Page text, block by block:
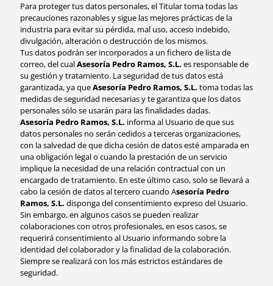
Para proteger tus datos personales, el Titular toma todas las
precauciones razonables y sigue las mejores prácticas de la
industria para evitar su pérdida, mal uso, acceso indebido,
divulgación, alteración o destrucción de los mismos.
Tus datos podrán ser incorporados a un fichero de lista de
correo, del cualAsesoría Pedro Ramos, S.L. es responsable de
su gestión y tratamiento. La seguridad de tus datos está
garantizada, ya queAsesoría Pedro Ramos, S.L. toma todas las
medidas de seguridad necesarias y te garantiza que los datos
personales sólo se usarán para las finalidades dadas.
Asesoría Pedro Ramos, S.L. informa al Usuario de que sus
datos personales no serán cedidos a terceras organizaciones,
con la salvedad de que dicha cesión de datos esté amparada en
una obligación legal o cuando la prestación de un servicio
implique la necesidad de una relación contractual con un
encargado de tratamiento. En este último caso, solo se llevará a
cabo la cesión de datos al tercero cuando Asesoría Pedro
Ramos, S.L. disponga del consentimiento expreso del Usuario.
Sin embargo, en algunos casos se pueden realizar
colaboraciones con otros profesionales, en esos casos, se
requerirá consentimiento al Usuario informando sobre la
identidad del colaborador y la finalidad de la colaboración.
Siempre se realizará con los más estrictos estándares de
seguridad.